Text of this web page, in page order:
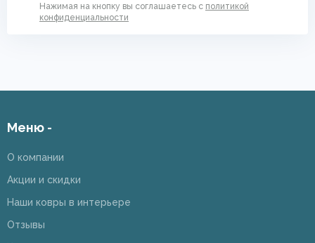
Нажимая на кнопку вы соглашаетесь с политикой
конфиденциальности
Меню -
О компании
Акции и скидки
Наши ковры в интерьере
Отзывы